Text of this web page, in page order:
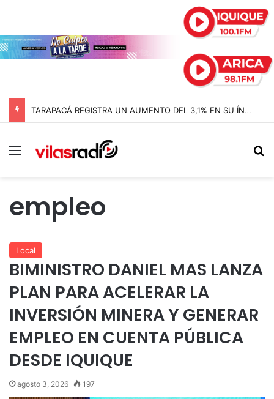
TARAPACÁ REGISTRA UN AUMENTO DEL 3,1% EN SU ÍNDICE DE PRODUCCIÓN MINERA
Menú
empleo
Local
BIMINISTRO DANIEL MAS LANZA
PLAN PARA ACELERAR LA
INVERSIÓN MINERA Y GENERAR
EMPLEO EN CUENTA PÚBLICA
DESDE IQUIQUE
agosto 3, 2026 197